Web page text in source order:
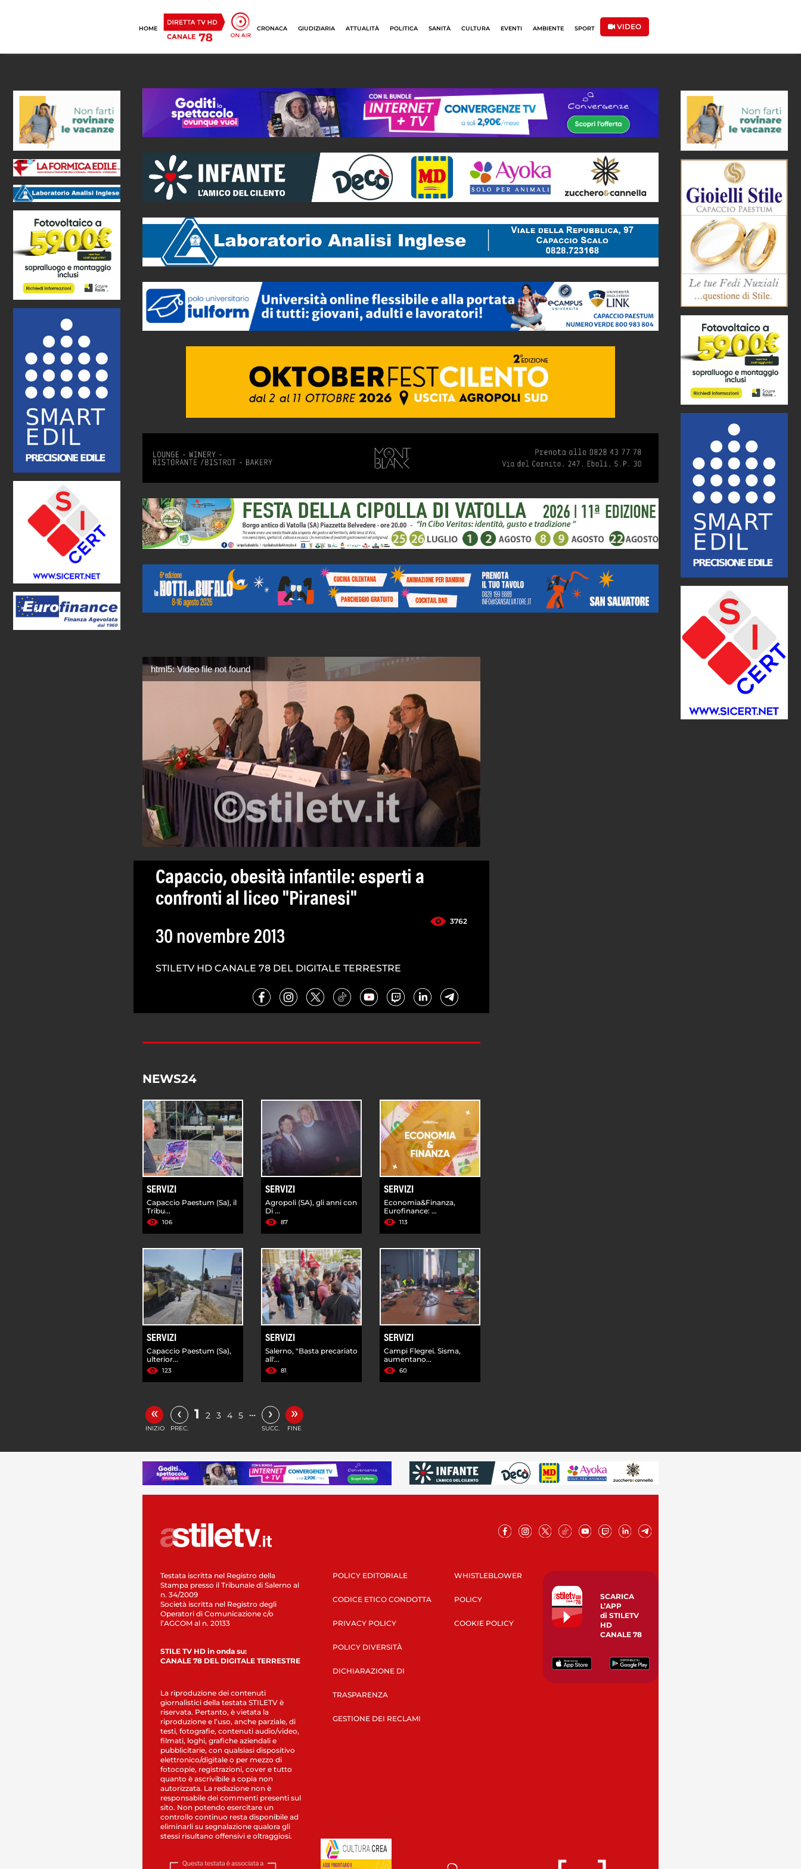
HOME CRONACA GIUDIZIARIA ATTUALITÀ POLITICA SANITÀ CULTURA EVENTI AMBIENTE SPORT VIDEO
html5: Video file not found
Capaccio, obesità infantile: esperti a
confronti al liceo "Piranesi"
3762
30 novembre 2013
STILETV HD CANALE 78 DEL DIGITALE TERRESTRE
NEWS24
SERVIZI
Capaccio Paestum (Sa), il
Tribu...
106
SERVIZI
Agropoli (SA), gli anni con
Di ...
87
SERVIZI
Economia&Finanza,
Eurofinance: ...
113
SERVIZI
Capaccio Paestum (Sa),
ulterior...
123
SERVIZI
Salerno, "Basta precariato
all'...
81
SERVIZI
Campi Flegrei. Sisma,
aumentano...
60
«
INIZIO
‹
PREC.
1 2 3 4 5 … ›
SUCC.
»
FINE
Testata iscritta nel Registro della
Stampa presso il Tribunale di Salerno al
n. 34/2009
Società iscritta nel Registro degli
Operatori di Comunicazione c/o
l’AGCOM al n. 20133
STILE TV HD in onda su:
CANALE 78 DEL DIGITALE TERRESTRE
La riproduzione dei contenuti
giornalistici della testata STILETV è
riservata. Pertanto, è vietata la
riproduzione e l’uso, anche parziale, di
testi, fotografie, contenuti audio/video,
filmati, loghi, grafiche aziendali e
pubblicitarie, con qualsiasi dispositivo
elettronico/digitale o per mezzo di
fotocopie, registrazioni, cover e tutto
quanto è ascrivibile a copia non
autorizzata. La redazione non è
responsabile dei commenti presenti sul
sito. Non potendo esercitare un
controllo continuo resta disponibile ad
eliminarli su segnalazione qualora gli
stessi risultano offensivi e oltraggiosi.
POLICY EDITORIALE
CODICE ETICO CONDOTTA
PRIVACY POLICY
POLICY DIVERSITÀ
DICHIARAZIONE DI
TRASPARENZA
GESTIONE DEI RECLAMI
WHISTLEBLOWER
POLICY
COOKIE POLICY
SCARICA
L’APP
di STILETV
HD
CANALE 78